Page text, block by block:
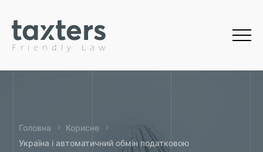
Головна
Корисне
Україна і автоматичний обмін податковою